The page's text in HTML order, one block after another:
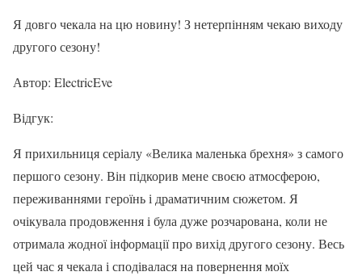
Я довго чекала на цю новину! З нетерпінням чекаю виходу
другого сезону!
Автор: ElectricEve
Відгук:
Я прихильниця серіалу «Велика маленька брехня» з самого
першого сезону. Він підкорив мене своєю атмосферою,
переживаннями героїнь і драматичним сюжетом. Я
очікувала продовження і була дуже розчарована, коли не
отримала жодної інформації про вихід другого сезону. Весь
цей час я чекала і сподівалася на повернення моїх